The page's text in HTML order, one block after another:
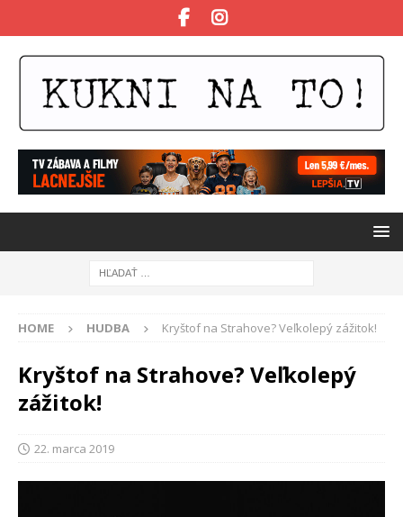
HOME HUDBA Kryštof na Strahove? Veľkolepý zážitok!
Kryštof na Strahove? Veľkolepý
zážitok!
22. marca 2019